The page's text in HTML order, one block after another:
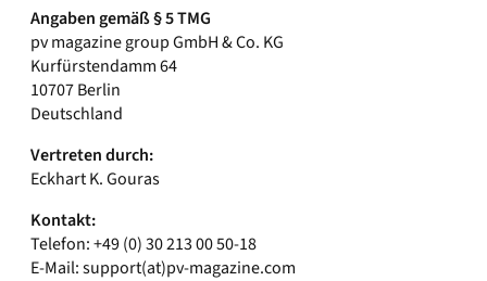
Angaben gemäß § 5 TMG
pv magazine group GmbH & Co. KG
Kurfürstendamm 64
10707 Berlin
Deutschland
Vertreten durch:
Eckhart K. Gouras
Kontakt:
Telefon: +49 (0) 30 213 00 50-18
E-Mail: support(at)pv-magazine.com